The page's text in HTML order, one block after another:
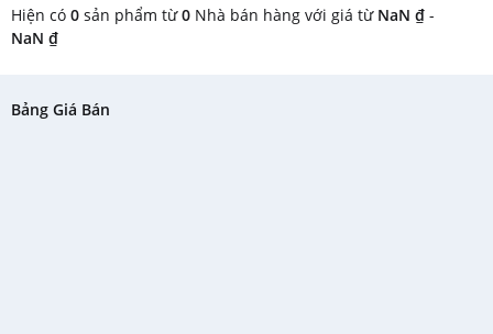
Hiện có 0 sản phẩm từ0 Nhà bán hàng với giá từ NaN ₫ -
NaN ₫
Bảng Giá Bán